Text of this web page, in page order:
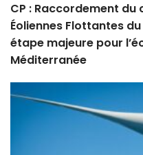
CP : Raccordement
Éoliennes Flottantes
étape majeure pour
Méditerranée